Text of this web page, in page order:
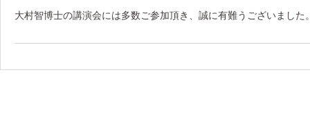
大村智博士の講演会には多数ご参加頂き、誠に有難うございました